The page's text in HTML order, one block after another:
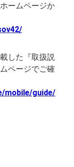
ームページか
した『取扱説
ページでご確
mobile/guide/